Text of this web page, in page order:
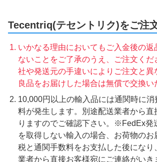
Tecentriq(テセントリク)をご注
いかなる理由においてもご入金後の返
ないことをご了承のうえ、ご注文くだ
社や発送元の手違いによりご注文と異
良品をお届けした場合は無償で交換い
10,000円以上の輸入品には通関時に消
料が発生します。別途配送業者から直
りますのでご確認下さい。※FedEx発
を取得しない輸入の場合、お荷物のお
税と通関手数料をお支払した後になり
業者から直接お客様宛にご連絡がいき